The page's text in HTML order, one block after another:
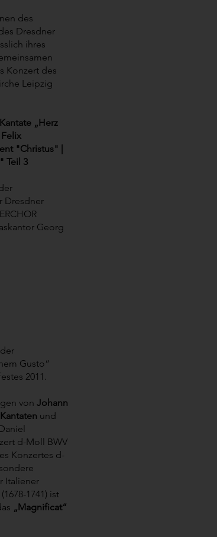
des
Dresdner
ihres
Konzert des
Leipzig
„Herz
"Christus" |
Teil 3
Dresdner
Georg
Gusto“
2011.
von Johann
und
d-Moll BWV
Konzertes d-
Italiener
(1678-1741) ist
„Magnificat“